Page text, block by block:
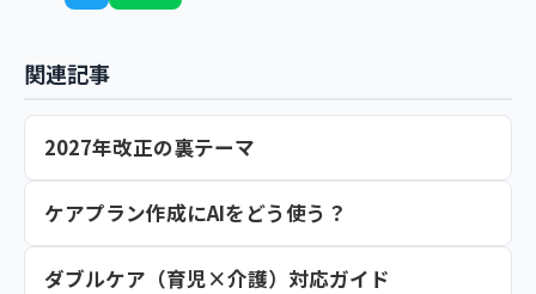
関連記事
2027年改正の裏テーマ
ケアプラン作成にAIをどう使う？
ダブルケア（育児×介護）対応ガイド